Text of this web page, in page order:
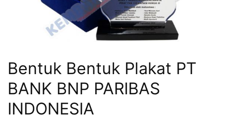
Bentuk Bentuk Plakat PT
BANK BNP PARIBAS
INDONESIA